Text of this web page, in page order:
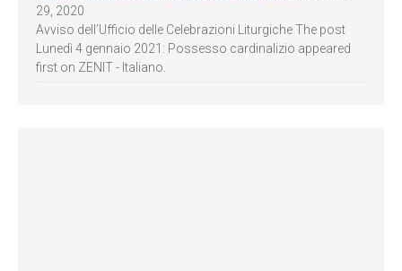
29, 2020
Avviso dell’Ufficio delle Celebrazioni Liturgiche The post
Lunedì 4 gennaio 2021: Possesso cardinalizio appeared
first on ZENIT - Italiano.